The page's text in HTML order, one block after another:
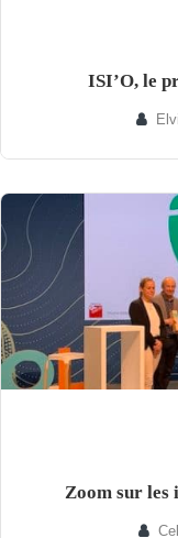
ISI’O, le
Zoom sur les